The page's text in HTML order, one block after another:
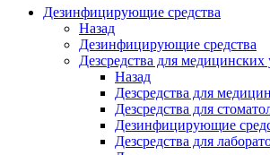
Дезинфицирующие средства
Назад
Дезинфицирующие средства
Дезсредства для
Назад
Дезсредства для
Дезсредства для
Дезинфицирующие
Дезсредства для